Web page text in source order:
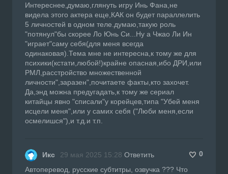
Интереснее,думаю,глянуть игру Инь Фана,не
видела этого актера еще,КАК он будет параллелить
5 личностей в одном теле.думаю,такую роль
"потянул"бы скорее Ло Юнь Си...Ну а Чжао Ли Ин
"играет"саму себя(для меня всегда
одинаковая).Тема мне не интересна,к тому же для
психики(кстати,любой!)крайне опасная,ибо ДРИ,или
РМЛ,расстройство множественной
личности",заразен",почитаете факты,кто захочет.
Да,энд можна предугадать,к тому же сериал
китайцы явно "списали"у корейцев,типа "Убей меня
исцели меня",или у самих себя ("Люби меня,если
осмелишся"),и т.д.и т.п.
Икс 29 мая 2025 15:28 Ответить
0
Автоперевод, русские субтитры, озвучка ??? Что